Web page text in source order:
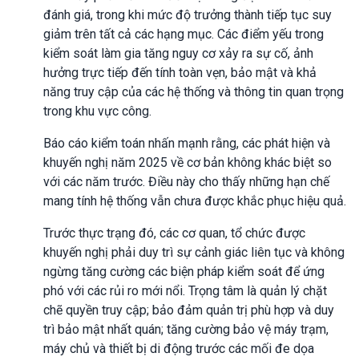
đánh giá, trong khi mức độ trưởng thành tiếp tục suy
giảm trên tất cả các hạng mục. Các điểm yếu trong
kiểm soát làm gia tăng nguy cơ xảy ra sự cố, ảnh
hưởng trực tiếp đến tính toàn vẹn, bảo mật và khả
năng truy cập của các hệ thống và thông tin quan trọng
trong khu vực công.
Báo cáo kiểm toán nhấn mạnh rằng, các phát hiện và
khuyến nghị năm 2025 về cơ bản không khác biệt so
với các năm trước. Điều này cho thấy những hạn chế
mang tính hệ thống vẫn chưa được khắc phục hiệu quả.
Trước thực trạng đó, các cơ quan, tổ chức được
khuyến nghị phải duy trì sự cảnh giác liên tục và không
ngừng tăng cường các biện pháp kiểm soát để ứng
phó với các rủi ro mới nổi. Trọng tâm là quản lý chặt
chẽ quyền truy cập; bảo đảm quản trị phù hợp và duy
trì bảo mật nhất quán; tăng cường bảo vệ máy trạm,
máy chủ và thiết bị di động trước các mối đe dọa